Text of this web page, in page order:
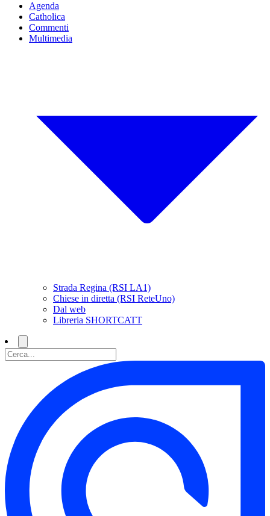
Agenda
Catholica
Commenti
Multimedia
Strada Regina (RSI LA1)
Chiese in diretta (RSI ReteUno)
Dal web
Libreria SHORTCATT